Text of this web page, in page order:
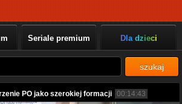
Seriale premium Dla dzieci
szukaj
PO jako szerokiej formacji 00:14:43